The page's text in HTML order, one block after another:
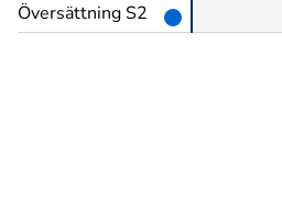
Översättning S2